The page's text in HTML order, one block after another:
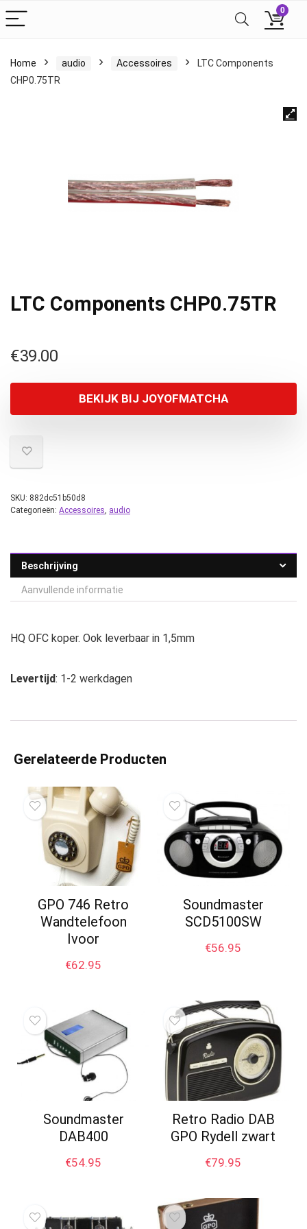
0
Home audio Accessoires
LTC Components
CHP0.75TR
LTC Components CHP0.75TR
€39.00
BEKIJK BIJ JOYOFMATCHA
SKU: 882dc51b50d8
Categorieën: Accessoires, audio
Beschrijving
Aanvullende informatie
HQ OFC koper. Ook leverbaar in 1,5mm
Levertijd: 1-2 werkdagen
Gerelateerde Producten
GPO 746 Retro
Wandtelefoon
Ivoor
€62.95
Soundmaster
SCD5100SW
€56.95
Soundmaster
DAB400
€54.95
Retro Radio DAB
GPO Rydell zwart
€79.95